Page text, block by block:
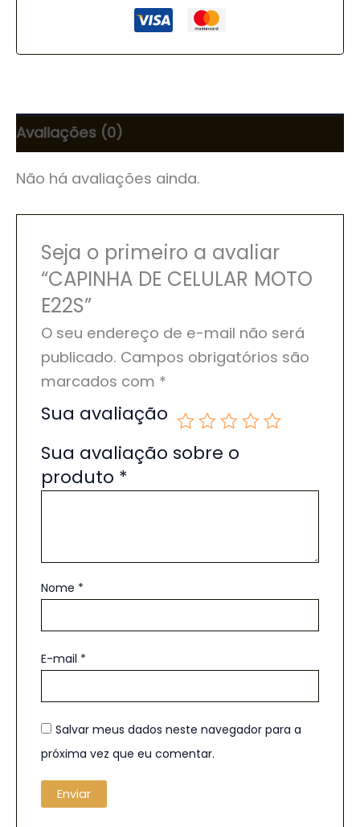
Avaliações (0)
Não há avaliações ainda.
Seja o primeiro a avaliar
“CAPINHA DE CELULAR MOTO
E22S”
O seu endereço de e-mail não será
publicado. Campos obrigatórios são
marcados com *
Sua avaliação
Sua avaliação sobre o
produto *
Nome *
E-mail *
Salvar meus dados neste navegador para a
próxima vez que eu comentar.